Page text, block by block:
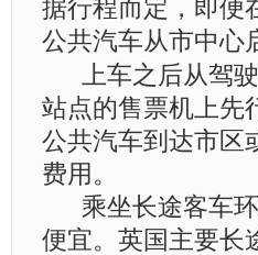
据行程而定，即便
公共汽车从市中心
上车之后从驾驶
站点的售票机上先
公共汽车到达市区
费用。
乘坐长途客车环
便宜。英国主要长